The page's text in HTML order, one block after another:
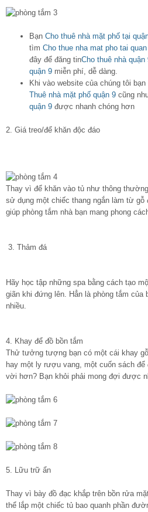
Bạn Cho thuê nhà mặt phố tại
tìm Cho thue nha mat pho tai
đây để đăng tinCho thuê nhà quận
quận 9 miễn phí, dễ dàng.
Khi vào website của chúng tôi
Thuê nhà mặt phố quận 9 cũng
quận 9 được nhanh chóng hơn
2. Giá treo/để khăn độc đáo
Thay vì để khăn vào tủ như thông
sử dụng một chiếc thang ngắn làm từ
giúp phòng tắm nhà bạn mang phong
3. Thảm đá
Hãy học tập những spa bằng cách tạo
giãn khi đứng lên. Hẳn là phòng tắm của
nhiều.
4. Khay để đồ bồn tắm
Thử tưởng tượng bạn có một cái khay
hay một ly rượu vang, một cuốn sách
vời hơn? Bạn khỏi phải mong đợi được
5. Lữu trữ ẩn
Thay vì bày đồ đạc khắp trên bồn rửa
thể lắp một chiếc tủ bao quanh phần